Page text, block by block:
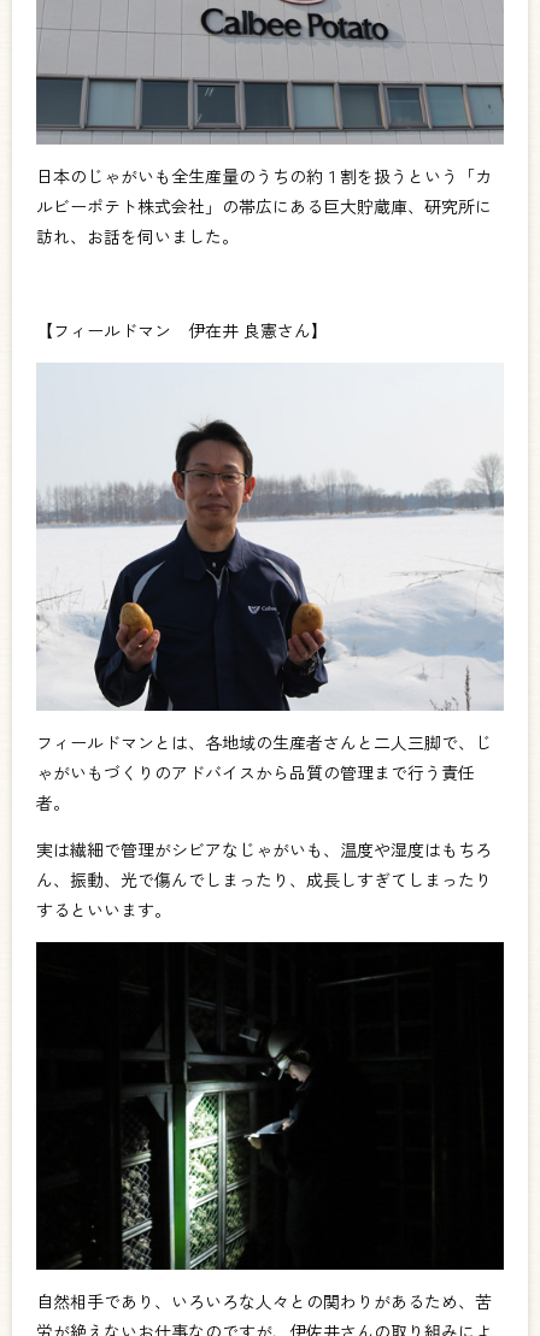
日本のじゃがいも全生産量のうちの約１割を扱うという「カ
ルビーポテト株式会社」の帯広にある巨大貯蔵庫、研究所に
訪れ、お話を伺いました。
【フィールドマン 伊在井 良憲さん】
フィールドマンとは、各地域の生産者さんと二人三脚で、じ
ゃがいもづくりのアドバイスから品質の管理まで行う責任
者。
実は繊細で管理がシビアなじゃがいも、温度や湿度はもちろ
ん、振動、光で傷んでしまったり、成長しすぎてしまったり
するといいます。
自然相手であり、いろいろな人々との関わりがあるため、苦